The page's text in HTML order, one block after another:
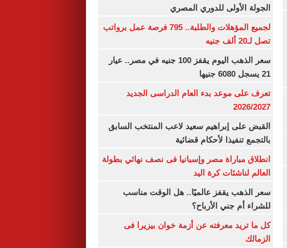
الجولة الأولى للدوري المصري
لجميع المؤهلات والطلبة.. 795 فرصة عمل برواتب
تصل لـ20 ألف جنيه
سعر الذهب اليوم يقفز 100 جنيه في مصر.. عيار
21 يسجل 6080 جنيها
تعرف على موعد بدء العام الدراسى الجديد
2026/2027
القبض على إبراهيم سعيد لاعب المنتخب السابق
بالتجمع تنفيذا لأحكام قضائية
انطلاق مباراة مصر وإسبانيا فى نصف نهائي بطولة
العالم لناشئات كرة اليد
سعر الذهب يقفز عالميًا.. هل الوقت مناسب
للشراء أم جني الأرباح؟
كل ما تريد معرفته عن أزمة خوان بيزيرا فى
الزمالك